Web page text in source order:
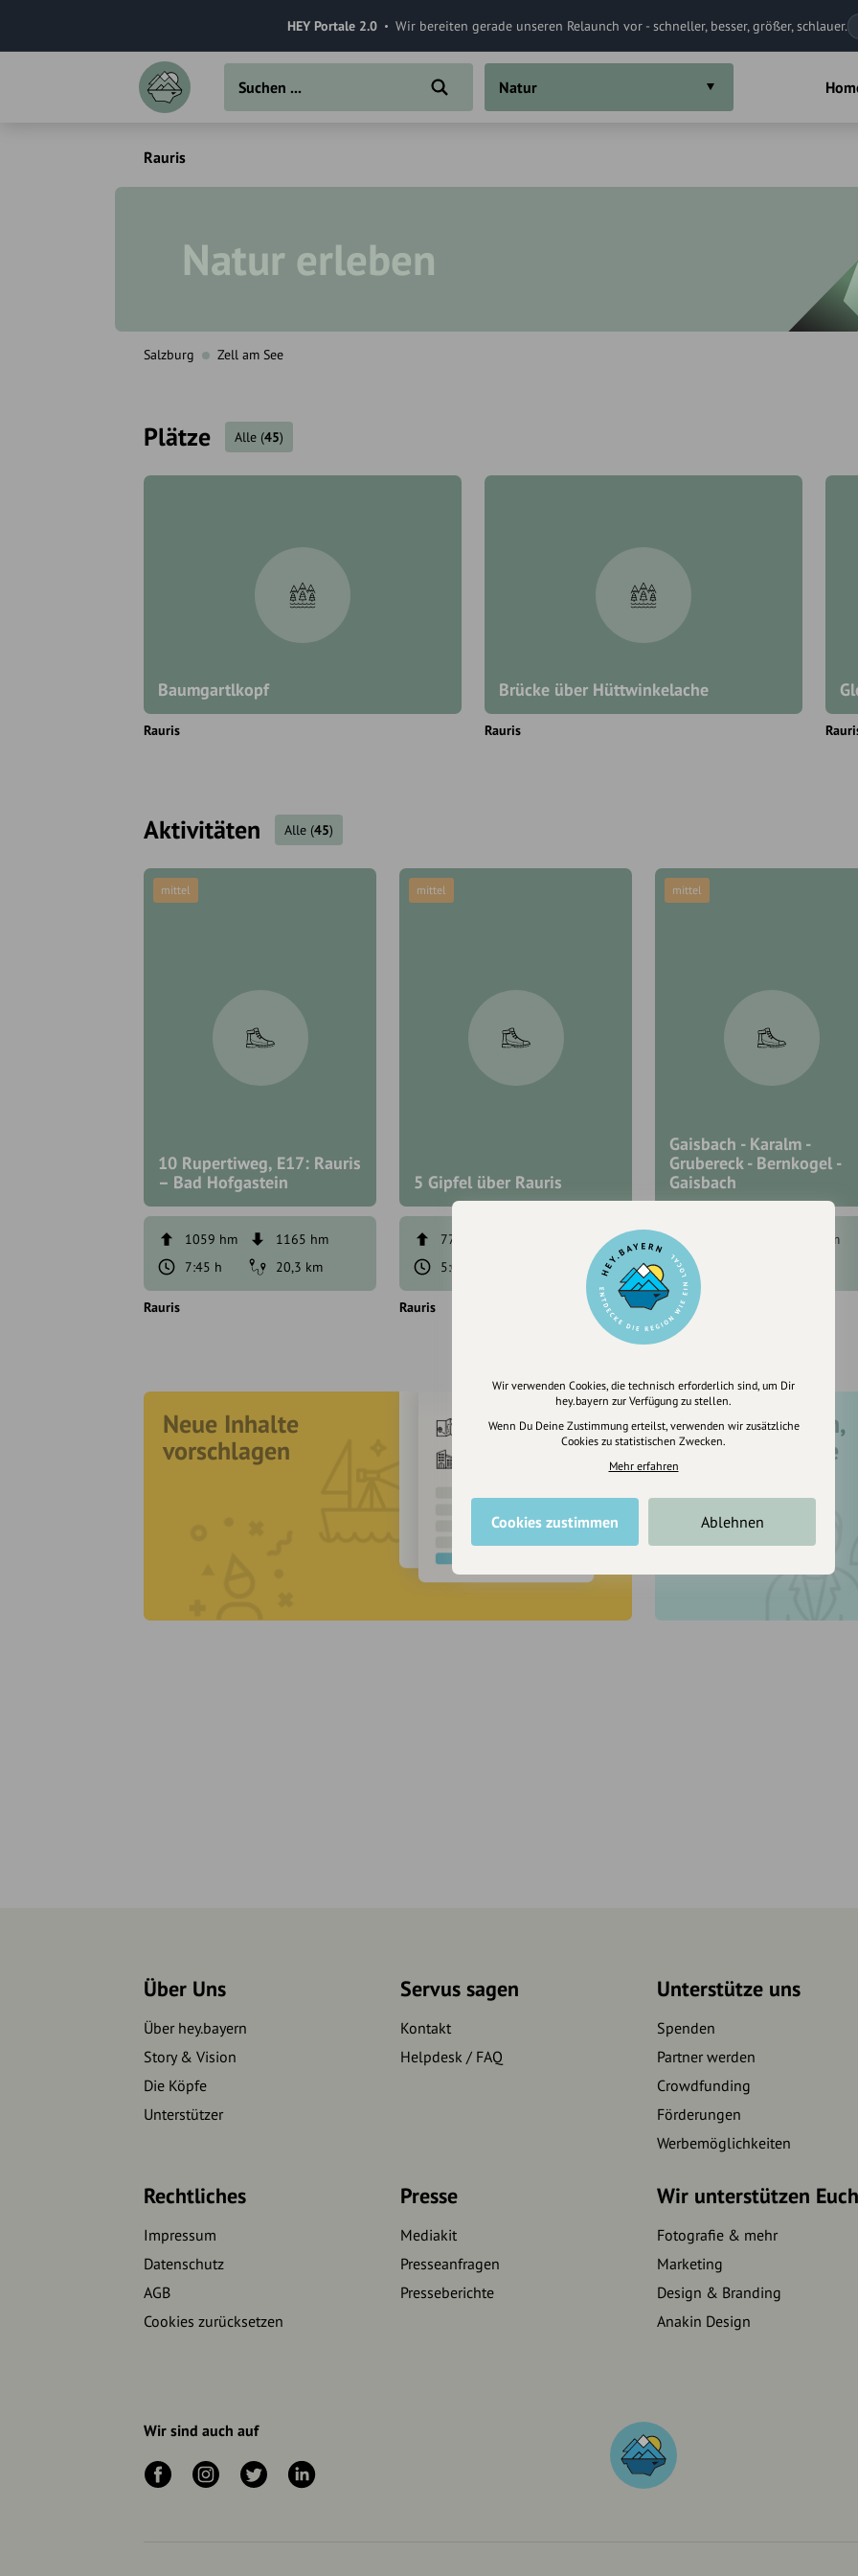
HEY Portale 2.0 Wir bereiten gerade unseren Relaunch vor - schneller, besser, größer, schlauer.
Natur
Rauris
Natur erleben
Salzburg Zell am See
Plätze Alle (45)
Baumgartlkopf
Rauris
Brücke über Hüttwinkelache
Rauris
Aktivitäten Alle (45)
10 Rupertiweg, E17: Rauris
– Bad Hofgastein
mittel
1059 hm
1165 hm
7:45 h
20,3 km
Rauris
5 Gipfel über Rauris
mittel
770 hm
5:00 h
Rauris
Gaisbach - Karalm -
Grubereck - Bernkogel -
Gaisbach
mittel
1460 hm
6:30 h
Rauris
Neue Inhalte
vorschlagen
Registriere dich,
um dir Einträge
zu merken
Über Uns
Über hey.bayern
Story & Vision
Die Köpfe
Unterstützer
Servus sagen
Kontakt
Helpdesk / FAQ
Unterstütze uns
Spenden
Partner werden
Crowdfunding
Förderungen
Werbemöglichkeiten
Rechtliches
Impressum
Datenschutz
AGB
Cookies zurücksetzen
Presse
Mediakit
Presseanfragen
Presseberichte
Wir unterstützen Euch
Fotografie & mehr
Marketing
Design & Branding
Anakin Design
Wir sind auch auf
Wir verwenden Cookies, die technisch erforderlich sind, um Dir
hey.bayern zur Verfügung zu stellen.
Wenn Du Deine Zustimmung erteilst, verwenden wir zusätzliche
Cookies zu statistischen Zwecken.
Mehr erfahren
Cookies zustimmen Ablehnen